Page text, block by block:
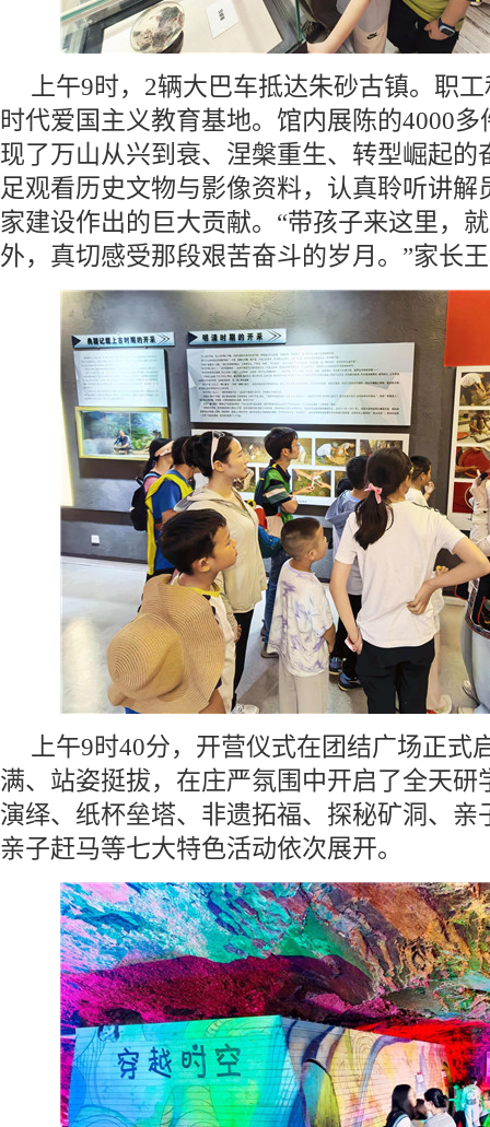
上午9时，2辆大巴车抵达朱砂古镇。职
时代爱国主义教育基地。馆内展陈的4000
现了万山从兴到衰、涅槃重生、转型崛起的
足观看历史文物与影像资料，认真聆听讲解
家建设作出的巨大贡献。“带孩子来这里，
外，真切感受那段艰苦奋斗的岁月。”家长
上午9时40分，开营仪式在团结广场正式
满、站姿挺拔，在庄严氛围中开启了全天研
演绎、纸杯垒塔、非遗拓福、探秘矿洞、亲
亲子赶马等七大特色活动依次展开。